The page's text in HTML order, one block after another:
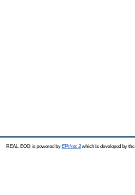
REAL-EOD is powered by EPrints 3which is developed by the